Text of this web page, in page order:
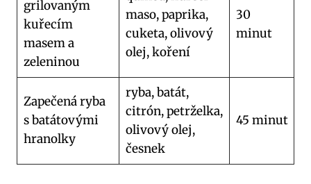
⁤grilovaným
kuřecím‍
masem‌ a‍
zeleninou
maso, paprika,
cuketa, olivový
olej, koření
30
minut
Zapečená ryba‌
s batátovými
hranolky
ryba, batát,
citrón, petrželka,
olivový olej,‌
česnek
45 ⁤minut